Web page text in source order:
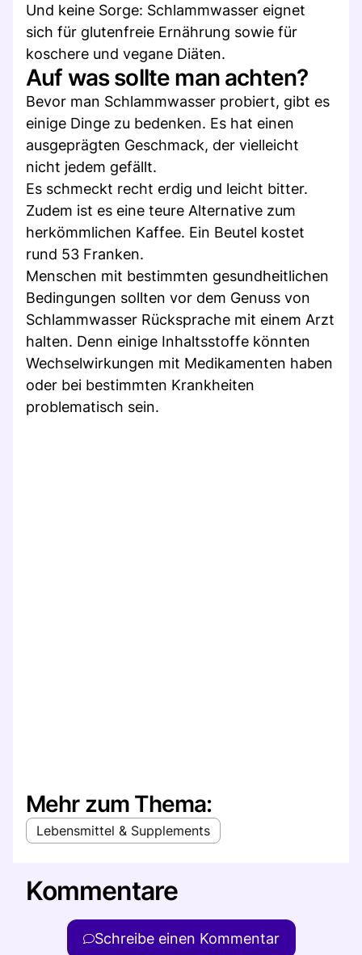
Und keine Sorge: Schlammwasser eignet
sich für glutenfreie Ernährung sowie für
koschere und vegane Diäten.
Auf was sollte man achten?
Bevor man Schlammwasser probiert, gibt es
einige Dinge zu bedenken. Es hat einen
ausgeprägten Geschmack, der vielleicht
nicht jedem gefällt.
Es schmeckt recht erdig und leicht bitter.
Zudem ist es eine teure Alternative zum
herkömmlichen Kaffee. Ein Beutel kostet
rund 53 Franken.
Menschen mit bestimmten gesundheitlichen
Bedingungen sollten vor dem Genuss von
Schlammwasser Rücksprache mit einem Arzt
halten. Denn einige Inhaltsstoffe könnten
Wechselwirkungen mit Medikamenten haben
oder bei bestimmten Krankheiten
problematisch sein.
Mehr zum Thema:
Lebensmittel & Supplements
Kommentare
Schreibe einen Kommentar